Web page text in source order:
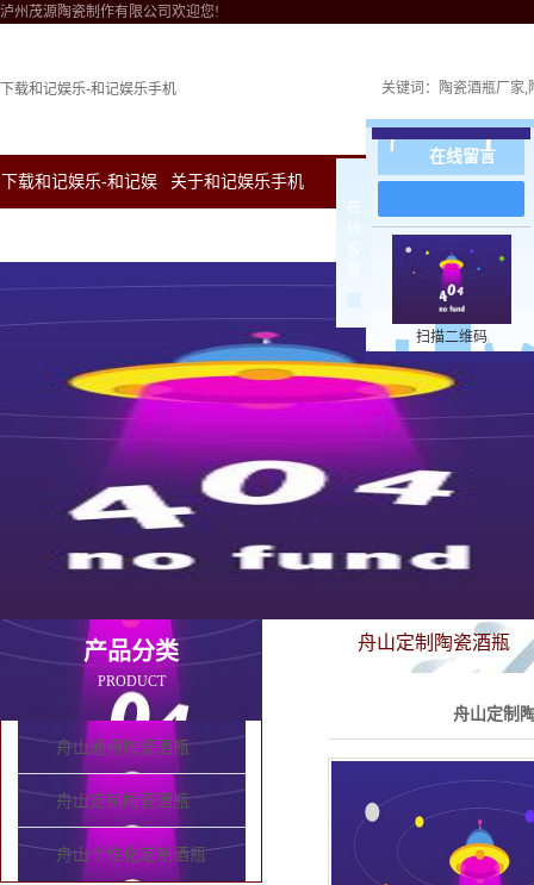
泸州茂源陶瓷制作有限公司欢迎您!
下载和记娱乐-和记娱乐手机 关键词： 陶瓷酒瓶厂家
下载和记娱乐-和记娱 关于和记娱乐手机 新闻中心 下载和
产品分类
PRODUCT
舟山通用陶瓷酒瓶
舟山定制陶瓷酒瓶
舟山个性化定制酒瓶
舟山定制陶瓷酒瓶
舟山定制
在
在线留言
扫描二维码